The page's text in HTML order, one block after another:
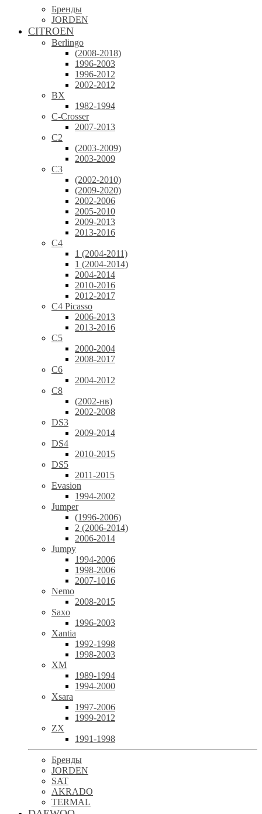
Бренды
JORDEN
CITROEN
Berlingo
(2008-2018)
1996-2003
1996-2012
2002-2012
BX
1982-1994
C-Crosser
2007-2013
C2
(2003-2009)
2003-2009
C3
(2002-2010)
(2009-2020)
2002-2006
2005-2010
2009-2013
2013-2016
C4
1 (2004-2011)
1 (2004-2014)
2004-2014
2010-2016
2012-2017
C4 Picasso
2006-2013
2013-2016
C5
2000-2004
2008-2017
C6
2004-2012
C8
(2002-нв)
2002-2008
DS3
2009-2014
DS4
2010-2015
DS5
2011-2015
Evasion
1994-2002
Jumper
(1996-2006)
2 (2006-2014)
2006-2014
Jumpy
1994-2006
1998-2006
2007-1016
Nemo
2008-2015
Saxo
1996-2003
Xantia
1992-1998
1998-2003
XM
1989-1994
1994-2000
Xsara
1997-2006
1999-2012
ZX
1991-1998
Бренды
JORDEN
SAT
AKRADO
TERMAL